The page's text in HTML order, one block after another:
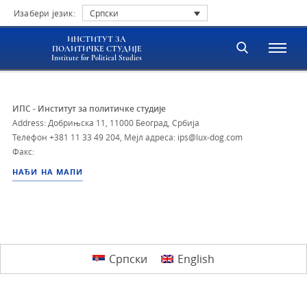
Изабери језик: Српски
ИНСТИТУТ ЗА
ПОЛИТИЧКЕ СТУДИЈЕ
Institute for Political Studies
ИПС - Институт за политичке студије
Address: Добрињска 11, 11000 Београд, Србија
Телефон +381 11 33 49 204 Мејл адреса: ips@lux-dog.com
Факс:
НАЂИ НА МАПИ
Српски English